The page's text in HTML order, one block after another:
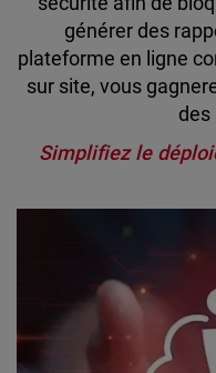
générer des
plateforme en ligne
sur site, vous
des
Simplifiez le